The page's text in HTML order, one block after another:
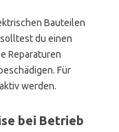
Bauteilen
du einen
Reparaturen
Für
werden.
bei Betrieb